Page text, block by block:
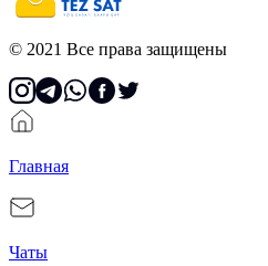
© 2021 Все права защищены
Главная
Чаты